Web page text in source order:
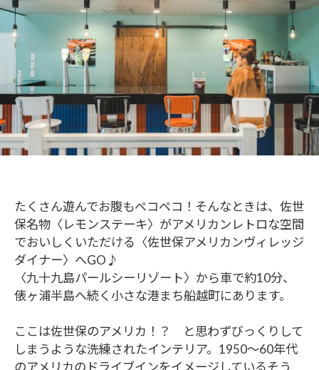
たくさん遊んでお腹もペコペコ！そんなときは、佐世
保名物〈レモンステーキ〉がアメリカンレトロな空間
でおいしくいただける〈佐世保アメリカンヴィレッジ
ダイナー〉へGO♪
〈九十九島パールシーリゾート〉から車で約10分、
俵ヶ浦半島へ続く小さな港まち船越町にあります。
ここは佐世保のアメリカ！？ と思わずびっくりして
しまうような洗練されたインテリア。1950～60年代
のアメリカのドライブインをイメージしているそう